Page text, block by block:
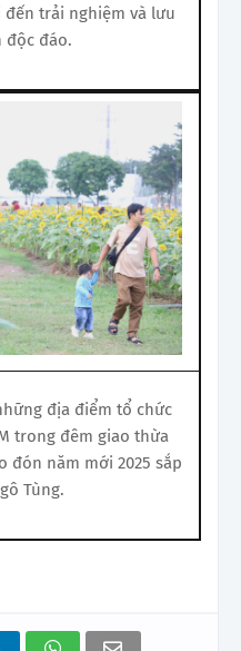
trải nghiệm và lưu
độc đáo.
địa điểm tổ chức
trong đêm giao thừa
đón năm mới 2025 sắp
Tùng.